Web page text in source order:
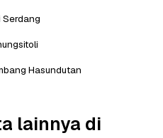
Serdang
Hasundutan
lainnya di